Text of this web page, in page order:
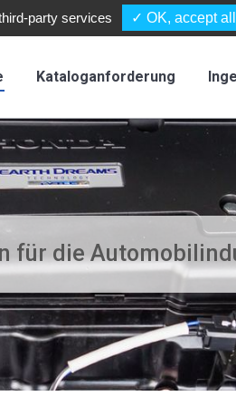
TEL :
Kataloganforderung
für die
party services ✓ OK, accept all